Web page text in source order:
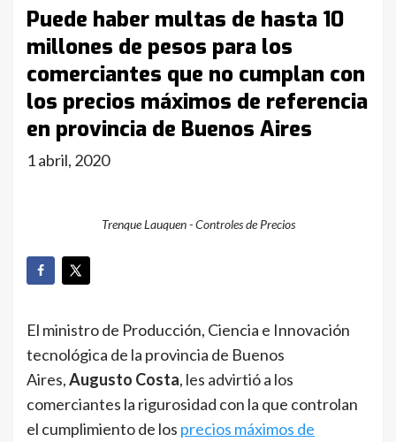
Puede haber multas de hasta 10
millones de pesos para los
comerciantes que no cumplan con
los precios máximos de referencia
en provincia de Buenos Aires
1 abril, 2020
Trenque Lauquen - Controles de Precios
El ministro de Producción, Ciencia e Innovación
tecnológica de la provincia de Buenos
Aires,Augusto Costa, les advirtió a los
comerciantes la rigurosidad con la que controlan
el cumplimiento de los precios máximos de